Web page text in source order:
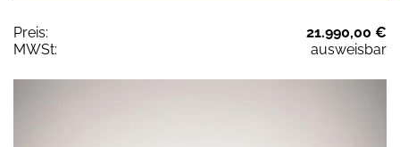
Preis:
21.990,00 €
MWSt:
ausweisbar